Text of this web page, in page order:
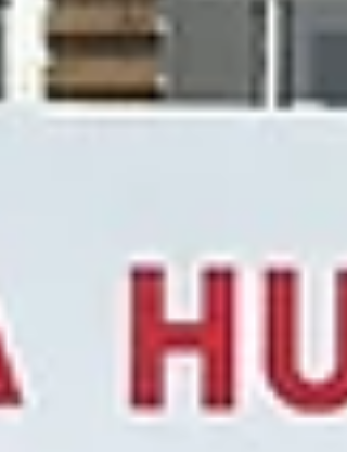
slypi priekabiavimo, diskriminacijos ar
bauginimo galimybė – patirtys, kurios per
dažnai lieka nepastebimos, nepranešamos ir
nebaudžiamos. Paslėpta epidemija Smurtas